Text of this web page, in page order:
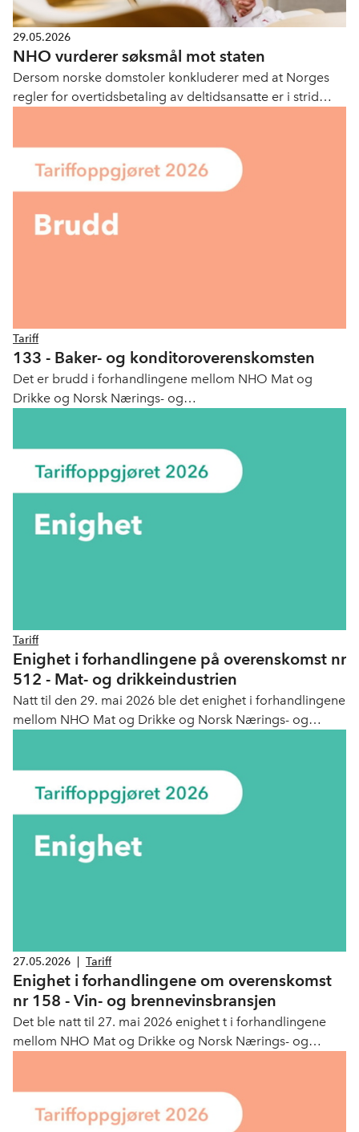
29.05.2026
NHO vurderer søksmål mot staten
Dersom norske domstoler konkluderer med at Norges
regler for overtidsbetaling av deltidsansatte er i strid
Tariff
133 - Baker- og konditoroverenskomsten
Det er brudd i forhandlingene mellom NHO Mat og
Drikke og Norsk Nærings- og
Tariff
Enighet i forhandlingene på overenskomst nr
512 - Mat- og drikkeindustrien
Natt til den 29. mai 2026 ble det enighet i forhandlingene
mellom NHO Mat og Drikke og Norsk Nærings- og
27.05.2026 Tariff
Enighet i forhandlingene om overenskomst
nr 158 - Vin- og brennevinsbransjen
Det ble natt til 27. mai 2026 enighet t i forhandlingene
mellom NHO Mat og Drikke og Norsk Nærings- og